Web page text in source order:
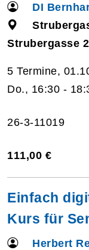
DI
Strubergasse
5 Termine,
Do., 16:30 -
26-3-11019
111,00 €
Einfach
Kurs für
Herbert